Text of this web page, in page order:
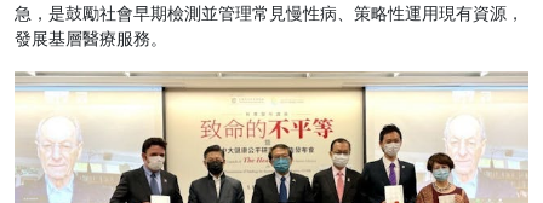
急，是鼓勵社會早期檢測並管理常見慢性病、策略性運用現有資源，
發展基層醫療服務。